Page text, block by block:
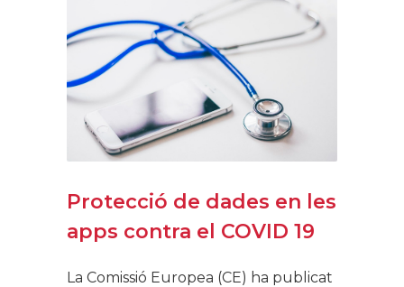
Protecció de dades en les
apps contra el COVID 19
La Comissió Europea (CE) ha publicat